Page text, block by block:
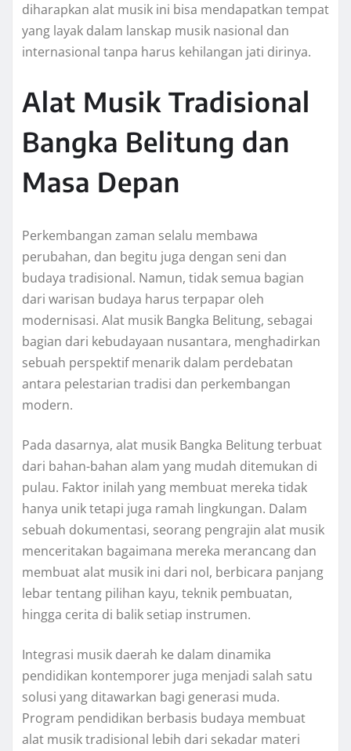
diharapkan alat musik ini bisa mendapatkan tempat
yang layak dalam lanskap musik nasional dan
internasional tanpa harus kehilangan jati dirinya.
Alat Musik Tradisional
Bangka Belitung dan
Masa Depan
Perkembangan zaman selalu membawa
perubahan, dan begitu juga dengan seni dan
budaya tradisional. Namun, tidak semua bagian
dari warisan budaya harus terpapar oleh
modernisasi. Alat musik Bangka Belitung, sebagai
bagian dari kebudayaan nusantara, menghadirkan
sebuah perspektif menarik dalam perdebatan
antara pelestarian tradisi dan perkembangan
modern.
Pada dasarnya, alat musik Bangka Belitung terbuat
dari bahan-bahan alam yang mudah ditemukan di
pulau. Faktor inilah yang membuat mereka tidak
hanya unik tetapi juga ramah lingkungan. Dalam
sebuah dokumentasi, seorang pengrajin alat musik
menceritakan bagaimana mereka merancang dan
membuat alat musik ini dari nol, berbicara panjang
lebar tentang pilihan kayu, teknik pembuatan,
hingga cerita di balik setiap instrumen.
Integrasi musik daerah ke dalam dinamika
pendidikan kontemporer juga menjadi salah satu
solusi yang ditawarkan bagi generasi muda.
Program pendidikan berbasis budaya membuat
alat musik tradisional lebih dari sekadar materi